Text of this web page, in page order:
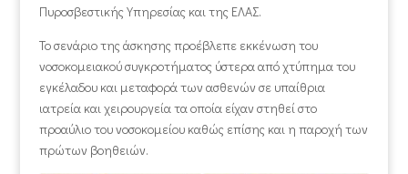
Πυροσβεστικής Υπηρεσίας και της ΕΛΑΣ.
Το σενάριο της άσκησης προέβλεπε εκκένωση του
νοσοκομειακού συγκροτήματος ύστερα από χτύπημα του
εγκέλαδου και μεταφορά των ασθενών σε υπαίθρια
ιατρεία και χειρουργεία τα οποία είχαν στηθεί στο
προαύλιο του νοσοκομείου καθώς επίσης και η παροχή των
πρώτων βοηθειών.